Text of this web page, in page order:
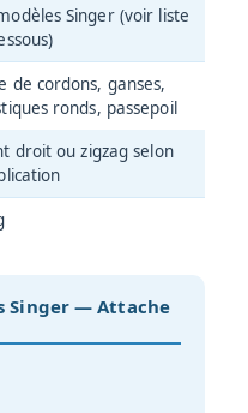
Singer (voir liste
de cordons, ganses,
ronds, passepoil
droit ou zigzag selon
Singer — Attache